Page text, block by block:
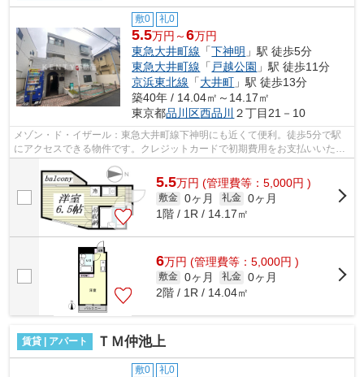
敷0 礼0
5.5万円～6万円
東急大井町線 「下神明 」駅 徒歩5分
東急大井町線 「 戸越公園 」駅 徒歩11分
京浜東北線 「大井町 」駅 徒歩13分
築40年 / 14.04㎡～14.17㎡
東京都品川区西品川 ２丁目21－10
メゾン・ド・イザール：東急大井町線下神明にも近くて便利。徒歩5分で駅
にアクセスできる物件です。クレジットカードで初期費用をお支払いいただ
5.5万円 (管理費等：5,000円 )
敷金 0ヶ月 礼金 0ヶ月
1階 / 1R / 14.17㎡
6万円 (管理費等：5,000円 )
敷金 0ヶ月 礼金 0ヶ月
2階 / 1R / 14.04㎡
賃貸 | アパート ＴＭ仲池上
敷0 礼0